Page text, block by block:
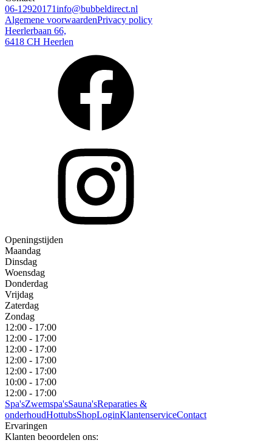
06-12920171info@bubbeldirect.nl
Algemene voorwaardenPrivacy policy
Heerlerbaan 66,
6418 CH Heerlen
Openingstijden
Maandag
Dinsdag
Woensdag
Donderdag
Vrijdag
Zaterdag
Zondag
12:00 - 17:00
12:00 - 17:00
12:00 - 17:00
12:00 - 17:00
12:00 - 17:00
10:00 - 17:00
12:00 - 17:00
Spa'sZwemspa'sSauna'sReparaties &
onderhoudHottubsShopLoginKlantenserviceContact
Ervaringen
Klanten beoordelen ons: